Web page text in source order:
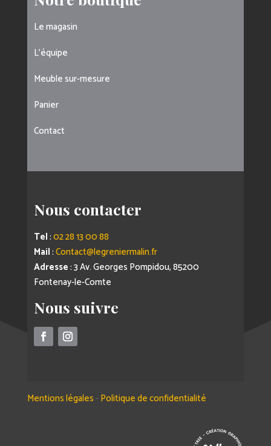
Le magasin
L’équipe
Meuble sur-mesure
Panier
Contact
Nous contacter
Tel:02 28 13 00 88
Mail:Contact@legreniermalin.fr
Adresse: 3 Av. Georges Pompidou, 85200
Fontenay-le-Comte
Nous suivre
Mentions légales - Politique de confidentialité